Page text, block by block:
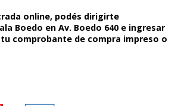
online, podés dirigirte
Boedo en Av. Boedo 640 e ingresar
comprobante de compra impreso o